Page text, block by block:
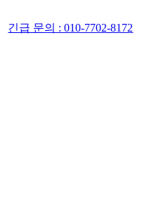
긴급 문의 : 010-7702-8172